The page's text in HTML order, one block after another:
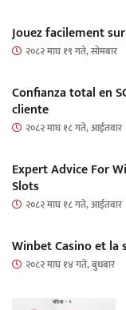
Jouez facilement
२०८२ माघ १९ गते, सोमबार
Confianza total en
cliente
२०८२ माघ १८ गते, आईतवार
Expert Advice For
Slots
२०८२ माघ १८ गते, आईतवार
Winbet Casino et la
२०८२ माघ १४ गते, बुधबार